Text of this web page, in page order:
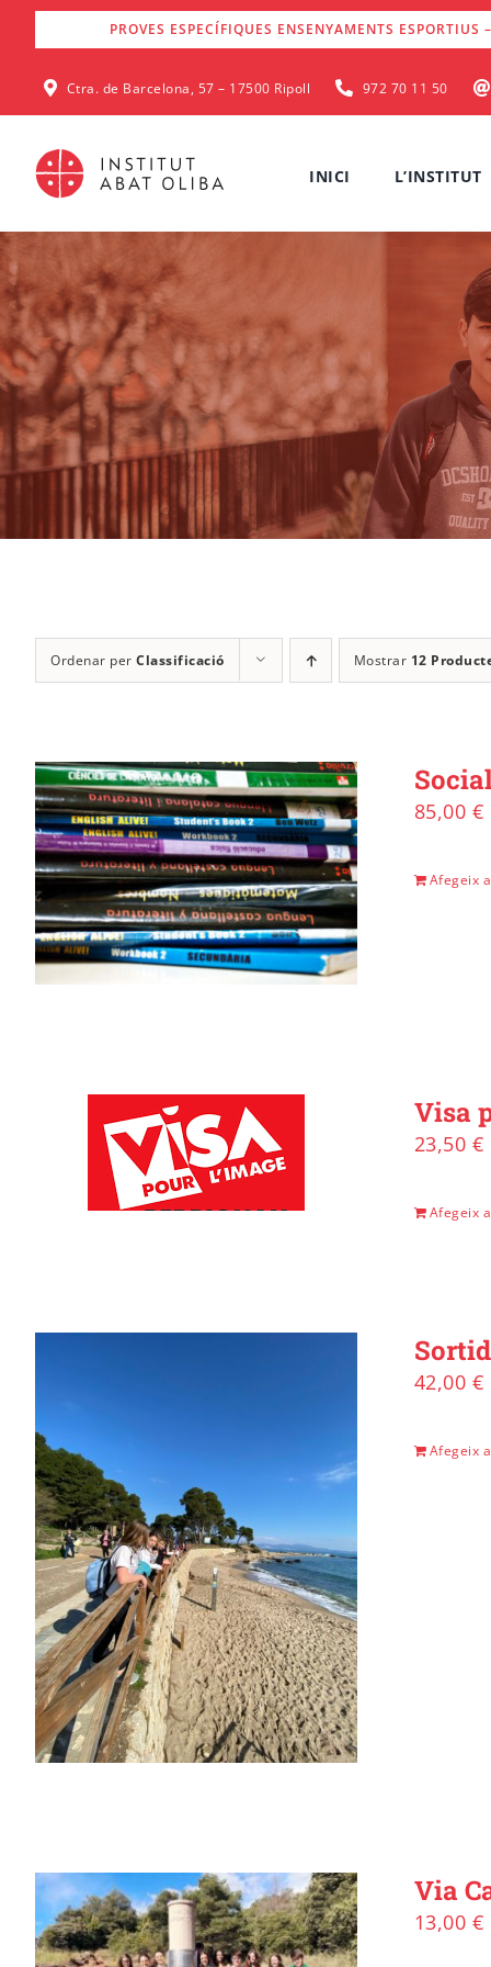
PROVES ESPECÍFIQUES ENSENYAMENTS ESPORTIUS
Ctra. de Barcelona, 57 – 17500 Ripoll 972 70 11 50
INICI L’INSTITUT
Ordenar per Classificació Mostrar 12
85,00 €
Afegeix
Visa
23,50 €
Afegeix
42,00 €
Afegeix
Via
13,00 €